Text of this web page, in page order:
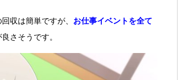
収は簡単ですが、 お仕事イベントを全て
さそうです。